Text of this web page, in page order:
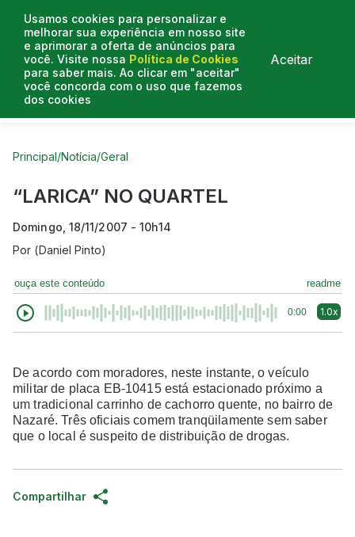
Usamos cookies para personalizar e
melhorar sua experiência em nosso site
e aprimorar a oferta de anúncios para
você. Visite nossa Política de Cookies
para saber mais. Ao clicar em "aceitar"
você concorda com o uso que fazemos
dos cookies
Aceitar
Curtas do Poder
Principal/Notícia/Geral
“LARICA” NO QUARTEL
Domingo, 18/11/2007 - 10h14
Por (Daniel Pinto)
ouça este conteúdo readme
0:00 1.0x
De acordo com moradores, neste instante, o veículo
militar de placa EB-10415 está estacionado próximo a
um tradicional carrinho de cachorro quente, no bairro de
Nazaré. Três oficiais comem tranqüilamente sem saber
que o local é suspeito de distribuição de drogas.
Compartilhar